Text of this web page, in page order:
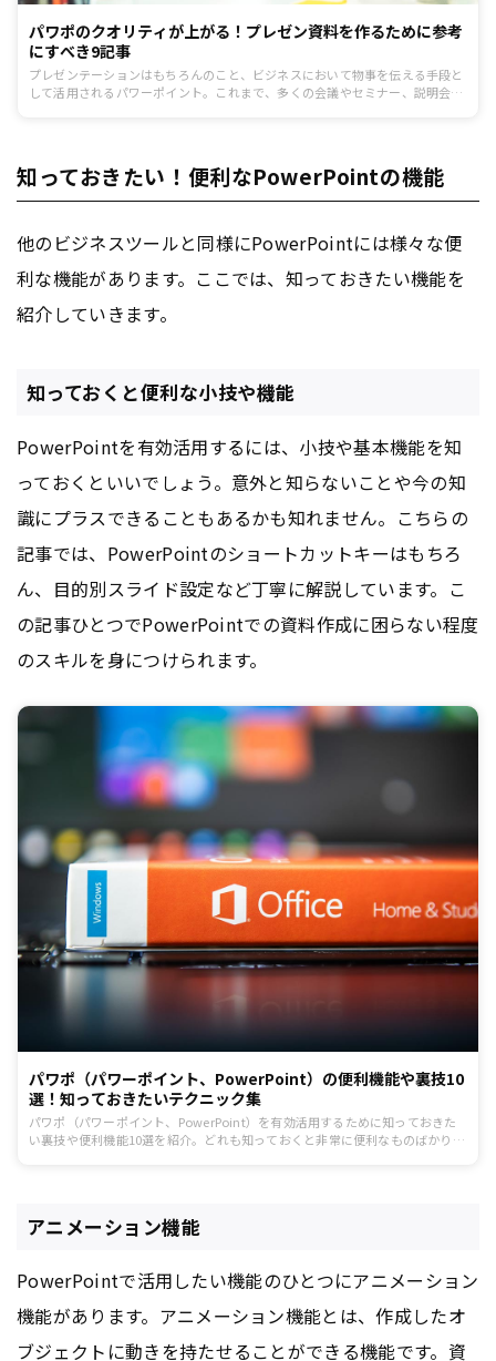
パワポのクオリティが上がる！プレゼン資料を作るために参考
にすべき9記事
プレゼンテーションはもちろんのこと、ビジネスにおいて物事を伝える手段と
して活用されるパワーポイント。これまで、多くの会議やセミナー、説明会に
知っておきたい！便利なPowerPointの機能
他のビジネスツールと同様にPowerPointには様々な便
利な機能があります。ここでは、知っておきたい機能を
紹介していきます。
知っておくと便利な小技や機能
PowerPointを有効活用するには、小技や基本機能を知
っておくといいでしょう。意外と知らないことや今の知
識にプラスできることもあるかも知れません。こちらの
記事では、PowerPointのショートカットキーはもちろ
ん、目的別スライド設定など丁寧に解説しています。こ
の記事ひとつでPowerPointでの資料作成に困らない程度
のスキルを身につけられます。
パワポ（パワーポイント、PowerPoint）の便利機能や裏技10
選！知っておきたいテクニック集
パワポ（パワーポイント、PowerPoint）を有効活用するために知っておきた
い裏技や便利機能10選を紹介。どれも知っておくと非常に便利なものばかりで
アニメーション機能
PowerPointで活用したい機能のひとつにアニメーション
機能があります。アニメーション機能とは、作成したオ
ブジェクトに動きを持たせることができる機能です。資